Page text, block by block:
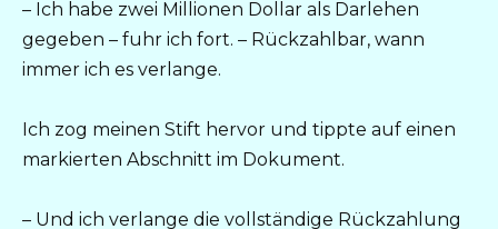
– Ich habe zwei Millionen Dollar als Darlehen
gegeben – fuhr ich fort. – Rückzahlbar, wann
immer ich es verlange.
Ich zog meinen Stift hervor und tippte auf einen
markierten Abschnitt im Dokument.
– Und ich verlange die vollständige Rückzahlung